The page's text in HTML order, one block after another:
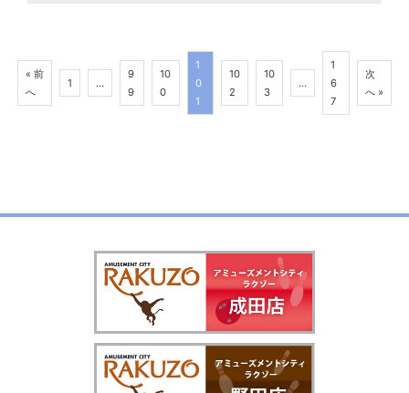
« 前
へ
1 …
9
9
10
0
1
0
1
10
2
10
3
…
1
6
7
次
へ »